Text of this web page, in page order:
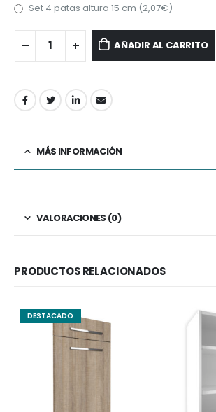
Set 4 patas altura 15 cm (2,07€)
AÑADIR AL CARRITO
MÁS INFORMACIÓN
VALORACIONES (0)
PRODUCTOS RELACIONADOS
DESTACADO